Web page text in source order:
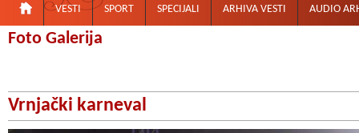
VESTI SPORT SPECIJALI ARHIVA VESTI AUDIO
Foto Galerija
Vrnjački karneval